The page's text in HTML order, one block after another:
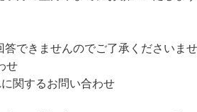
できませんのでご了承くださいませ
せ
関するお問い合わせ